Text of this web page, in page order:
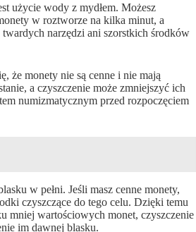
użycie wody z mydłem. Możesz
w roztworze na kilka minut, a
narzędzi ani szorstkich środków
że monety nie są cenne i nie mają
a czyszczenie może zmniejszyć ich
numizmatycznym przed rozpoczęciem
w pełni. Jeśli masz cenne monety,
czyszczące do tego celu. Dzięki temu
mniej wartościowych monet, czyszczenie
im dawnej blasku.